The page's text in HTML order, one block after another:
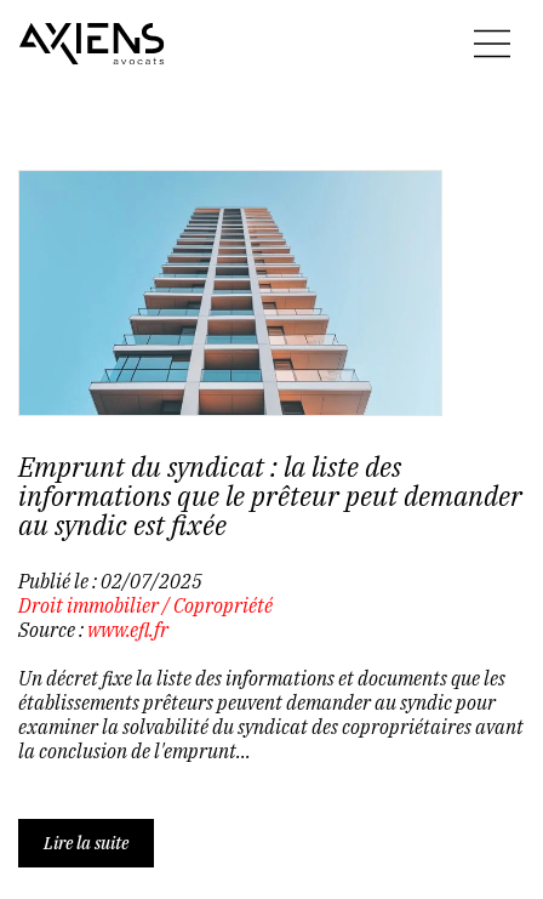
Emprunt du syndicat : la liste des
informations que le prêteur peut demander
au syndic est fixée
Publié le :02/07/2025
Droit immobilier/Copropriété
Source : www.efl.fr
Un décret fixe la liste des informations et documents que les
établissements prêteurs peuvent demander au syndic pour
examiner la solvabilité du syndicat des copropriétaires avant
la conclusion de l'emprunt...
Lire la suite